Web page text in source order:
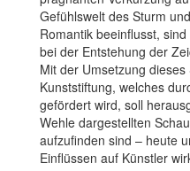
Gefühlswelt des Sturm
Romantik beeinflusst,
bei der Entstehung der
Mit der Umsetzung
Kunststiftung, welches
gefördert wird, soll
Wehle dargestellten
aufzufinden sind – heute
Einflüssen auf Künstler